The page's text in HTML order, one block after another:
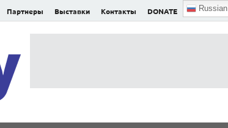
Партнеры Выставки Контакты DONATE Russian